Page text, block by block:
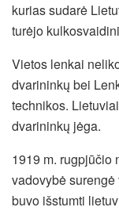
kurias sudarė
turėjo
Vietos lenkai
dvarininkų bei
technikos.
dvarininkų jėga.
1919 m. rugpjūčio
vadovybė
buvo išstumti